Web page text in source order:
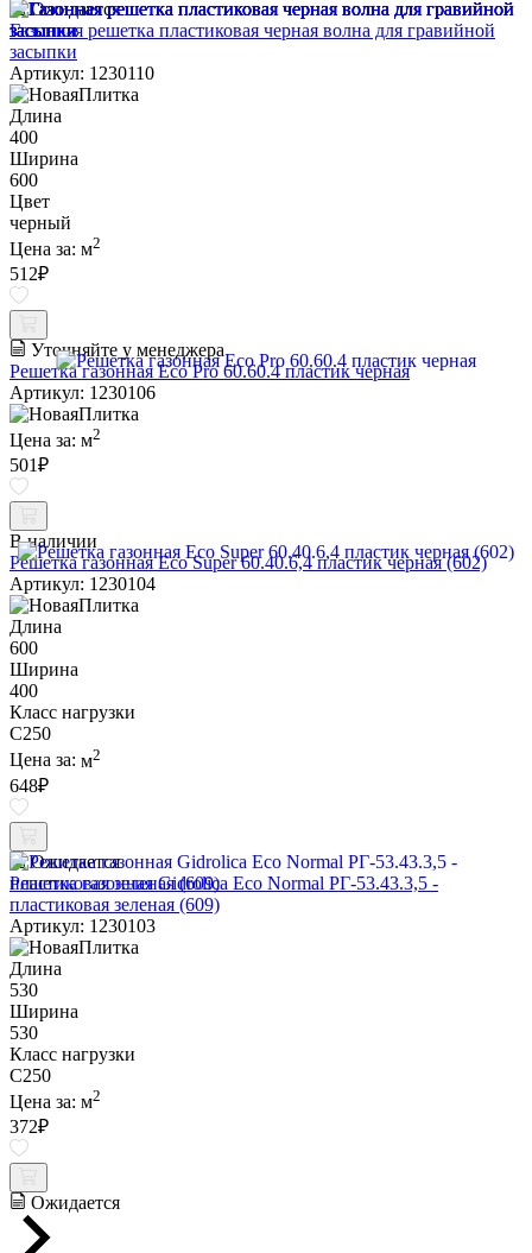
Ожидается
Газонная решетка пластиковая черная волна для гравийной
засыпки
Артикул: 1230110
Длина
400
Ширина
600
Цвет
черный
Цена за: м2
512₽
Уточняйте у менеджера
Решетка газонная Eco Pro 60.60.4 пластик черная
Артикул: 1230106
Цена за: м2
501₽
В наличии
Решетка газонная Eco Super 60.40.6,4 пластик черная (602)
Артикул: 1230104
Длина
600
Ширина
400
Класс нагрузки
C250
Цена за: м2
648₽
Ожидается
Решетка газонная Gidrolica Eco Normal РГ-53.43.3,5 -
пластиковая зеленая (609)
Артикул: 1230103
Длина
530
Ширина
530
Класс нагрузки
C250
Цена за: м2
372₽
Ожидается